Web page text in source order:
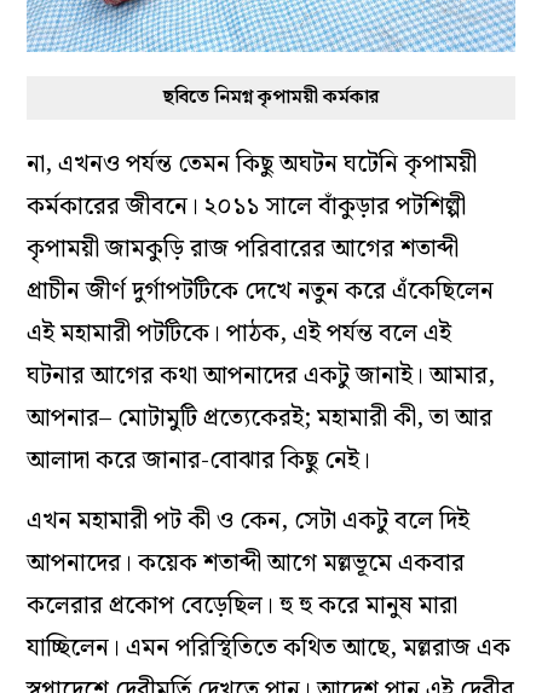
ছবিতে নিমগ্ন কৃপাময়ী কর্মকার
না, এখনও পর্যন্ত তেমন কিছু অঘটন ঘটেনি কৃপাময়ী
কর্মকারের জীবনে। ২০১১ সালে বাঁকুড়ার পটশিল্পী
কৃপাময়ী জামকুড়ি রাজ পরিবারের আগের শতাব্দী
প্রাচীন জীর্ণ দুর্গাপটটিকে দেখে নতুন করে এঁকেছিলেন
এই মহামারী পটটিকে। পাঠক, এই পর্যন্ত বলে এই
ঘটনার আগের কথা আপনাদের একটু জানাই। আমার,
আপনার– মোটামুটি প্রত্যেকেরই; মহামারী কী, তা আর
আলাদা করে জানার-বোঝার কিছু নেই।
এখন মহামারী পট কী ও কেন, সেটা একটু বলে দিই
আপনাদের। কয়েক শতাব্দী আগে মল্লভূমে একবার
কলেরার প্রকোপ বেড়েছিল। হু হু করে মানুষ মারা
যাচ্ছিলেন। এমন পরিস্থিতিতে কথিত আছে, মল্লরাজ এক